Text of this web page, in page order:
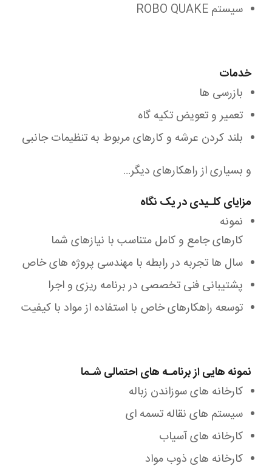
سیستم ROBO QUAKE
خدمات
بازرسی ها
تعمیر و تعویض تکیه گاه
بلند کردن عرشه و کارهای مربوط به تنظیمات جانبی
و بسیاری از راهکارهای دیگر…
مزایای کلـیدی در یک نگاه
نمونه
کارهای جامع و کامل متناسب با نیازهای شما
سال ها تجربه در رابطه با مهندسی پروژه های خاص
پشتیبانی فنی تخصصی در برنامه ریزی و اجرا
توسعه راهکارهای خاص با استفاده از مواد با کیفیت
نمونه هایی از برنامـه های احتمالی شـما
کارخانه های سوزاندن زباله
سیستم های نقاله تسمه ای
کارخانه های آسیاب
کارخانه های ذوب مواد